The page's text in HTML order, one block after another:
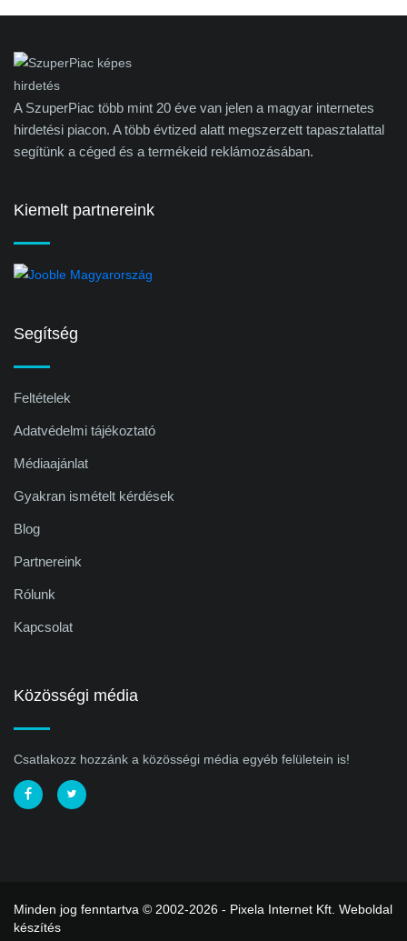
A SzuperPiac több mint 20 éve van jelen a magyar internetes
hirdetési piacon. A több évtized alatt megszerzett tapasztalattal
segítünk a céged és a termékeid reklámozásában.
Kiemelt partnereink
Segítség
Feltételek
Adatvédelmi tájékoztató
Médiaajánlat
Gyakran ismételt kérdések
Blog
Partnereink
Rólunk
Kapcsolat
Közösségi média
Csatlakozz hozzánk a közösségi média egyéb felületein is!
Minden jog fenntartva © 2002-2026 - Pixela Internet Kft. Weboldal
készítés